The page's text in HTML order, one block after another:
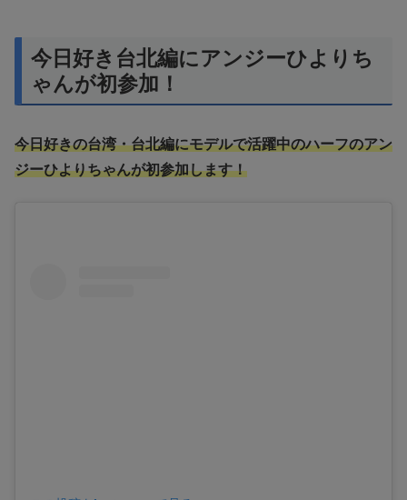
今日好き台北編にアンジーひよりち
ゃんが初参加！
今日好きの台湾・台北編にモデルで活躍中のハーフのアン
ジーひよりちゃんが初参加します！